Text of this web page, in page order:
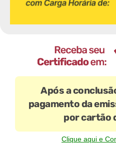
Após a
pagamento da
por cartão
Clique aqui e